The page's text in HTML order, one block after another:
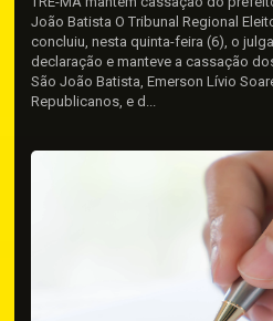
João Batista O Tribunal Regional
concluiu, nesta quinta-feira (6), o
declaração e manteve a cassação
São João Batista, Emerson Lívio
Republicanos, e d...